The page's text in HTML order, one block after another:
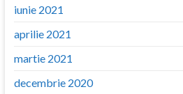
iunie 2021
aprilie 2021
martie 2021
decembrie 2020